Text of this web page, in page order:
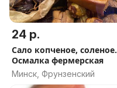
LavkaFermera_Minsk
В Инстаграм:
lavkafermera_minsk
24 р.
Сало копченое, соленое.
Осмалка фермерская
Минск, Фрунзенский